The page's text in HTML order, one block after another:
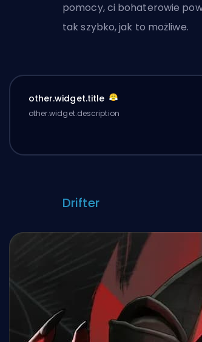
pomocy, ci bohaterowie
tak szybko, jak to możliwe.
other.widget.title
other.widget.description
Drifter